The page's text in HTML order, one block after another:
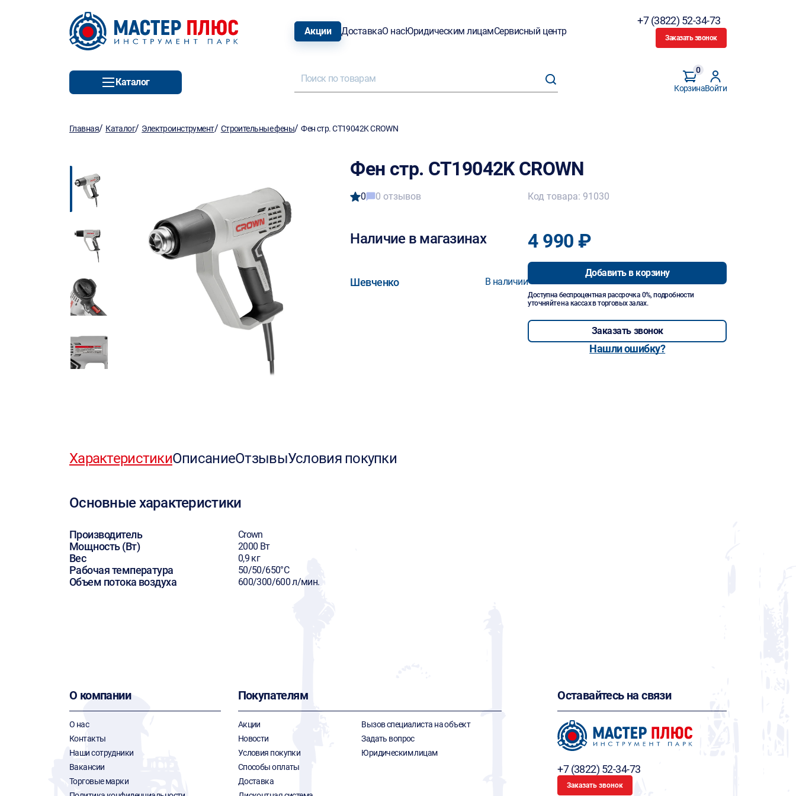
Акции ДоставкаО насЮридическим лицамСервисный центр
+7 (3822) 52-34-73
Заказать звонок
Каталог
Корзина
0
Войти
Главная/ Каталог/ Электроинструмент/ Строительные фены/Фен стр. CT19042K CROWN
Фен стр. CT19042K CROWN
0 0 отзывов
Наличие в магазинах
Шевченко В наличии
Код товара: 91030
4 990 ₽
Добавить в корзину
Доступна беспроцентная рассрочка 0%, подробности
уточняйте на кассах в торговых залах.
Заказать звонок
Нашли ошибку?
ХарактеристикиОписаниеОтзывыУсловия покупки
Основные характеристики
Производитель Crown
Мощность (Вт) 2000 Вт
Вес 0,9 кг
Рабочая температура 50/50/650°С
Объем потока воздуха 600/300/600 л/мин.
О компании
О нас
Контакты
Наши сотрудники
Вакансии
Торговые марки
Покупателям
Акции
Новости
Условия покупки
Способы оплаты
Доставка
Вызов специалиста на объект
Задать вопрос
Юридическим лицам
Оставайтесь на связи
+7 (3822) 52-34-73
Заказать звонок